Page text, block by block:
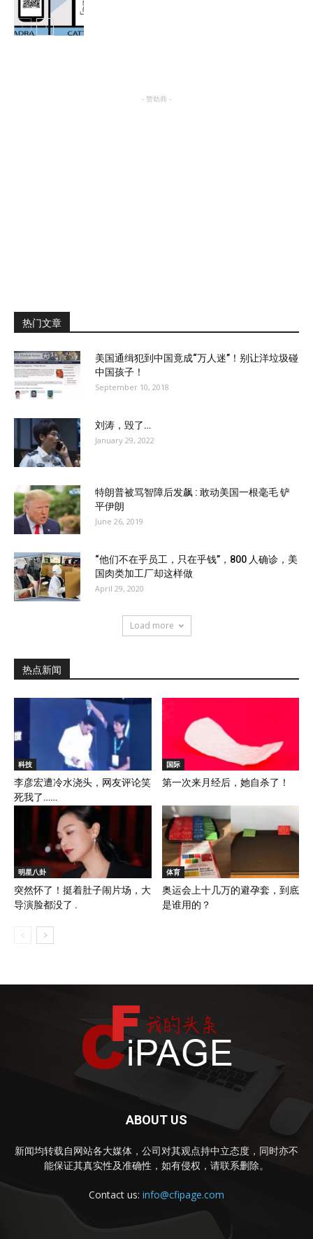
- 赞助商 -
热门文章
美国通缉犯到中国竟成“万人迷”！别让洋垃圾碰
中国孩子！
September 10, 2018
刘涛，毁了…
January 29, 2022
特朗普被骂智障后发飙 : 敢动美国一根毫毛 铲
平伊朗
June 26, 2019
“他们不在乎员工，只在乎钱”，800 人确诊，美
国肉类加工厂却这样做
April 29, 2020
Load more
热点新闻
科技
李彦宏遭冷水浇头，网友评论笑
死我了……
国际
第一次来月经后，她自杀了！
明星八卦
突然怀了！挺着肚子闹片场，大
导演脸都没了 .
体育
奥运会上十几万的避孕套，到底
是谁用的？
ABOUT US
新闻均转载自网站各大媒体，公司对其观点持中立态度，同时亦不
能保证其真实性及准确性，如有侵权，请联系删除。
Contact us: info@cfipage.com